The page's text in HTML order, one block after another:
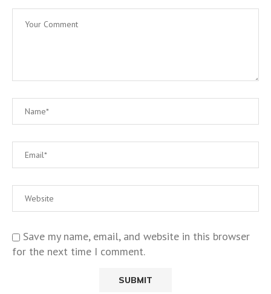
Save my name, email, and website in this browser
for the next time I comment.